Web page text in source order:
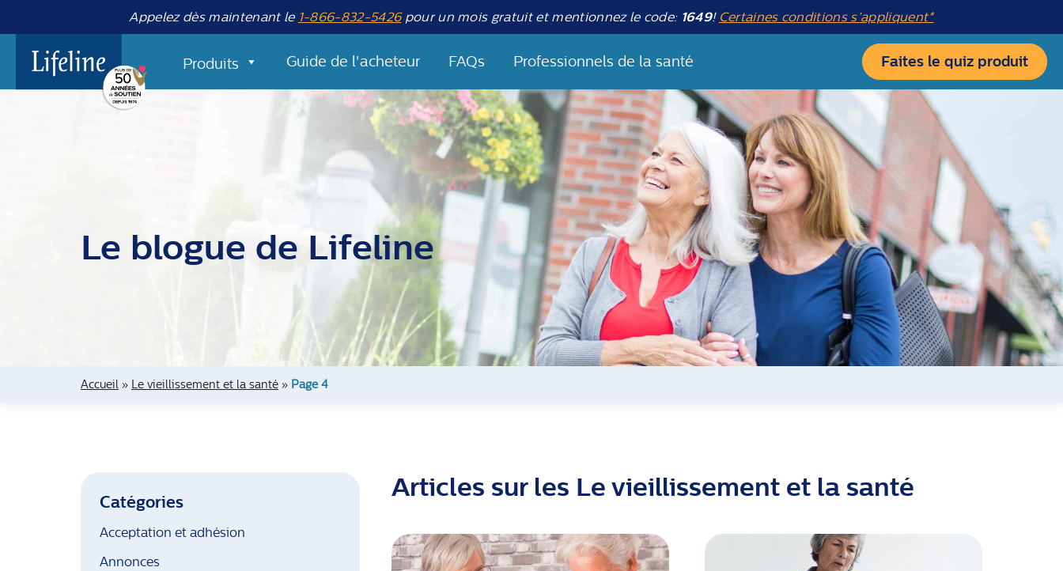
Appelez dès maintenant le 1-866-832-5426pour un mois gratuit et mentionnez le code: 1649! Certaines conditions s’appliquent*
Produits Guide de l'acheteur FAQs Professionnels de la santé Faites le quiz produit
Le blogue de Lifeline
Accueil » Le vieillissement et la santé » Page 4
Catégories
Acceptation et adhésion
Annonces
Articles sur les Le vieillissement et la santé